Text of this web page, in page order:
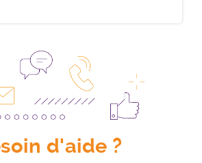
d'aide ?